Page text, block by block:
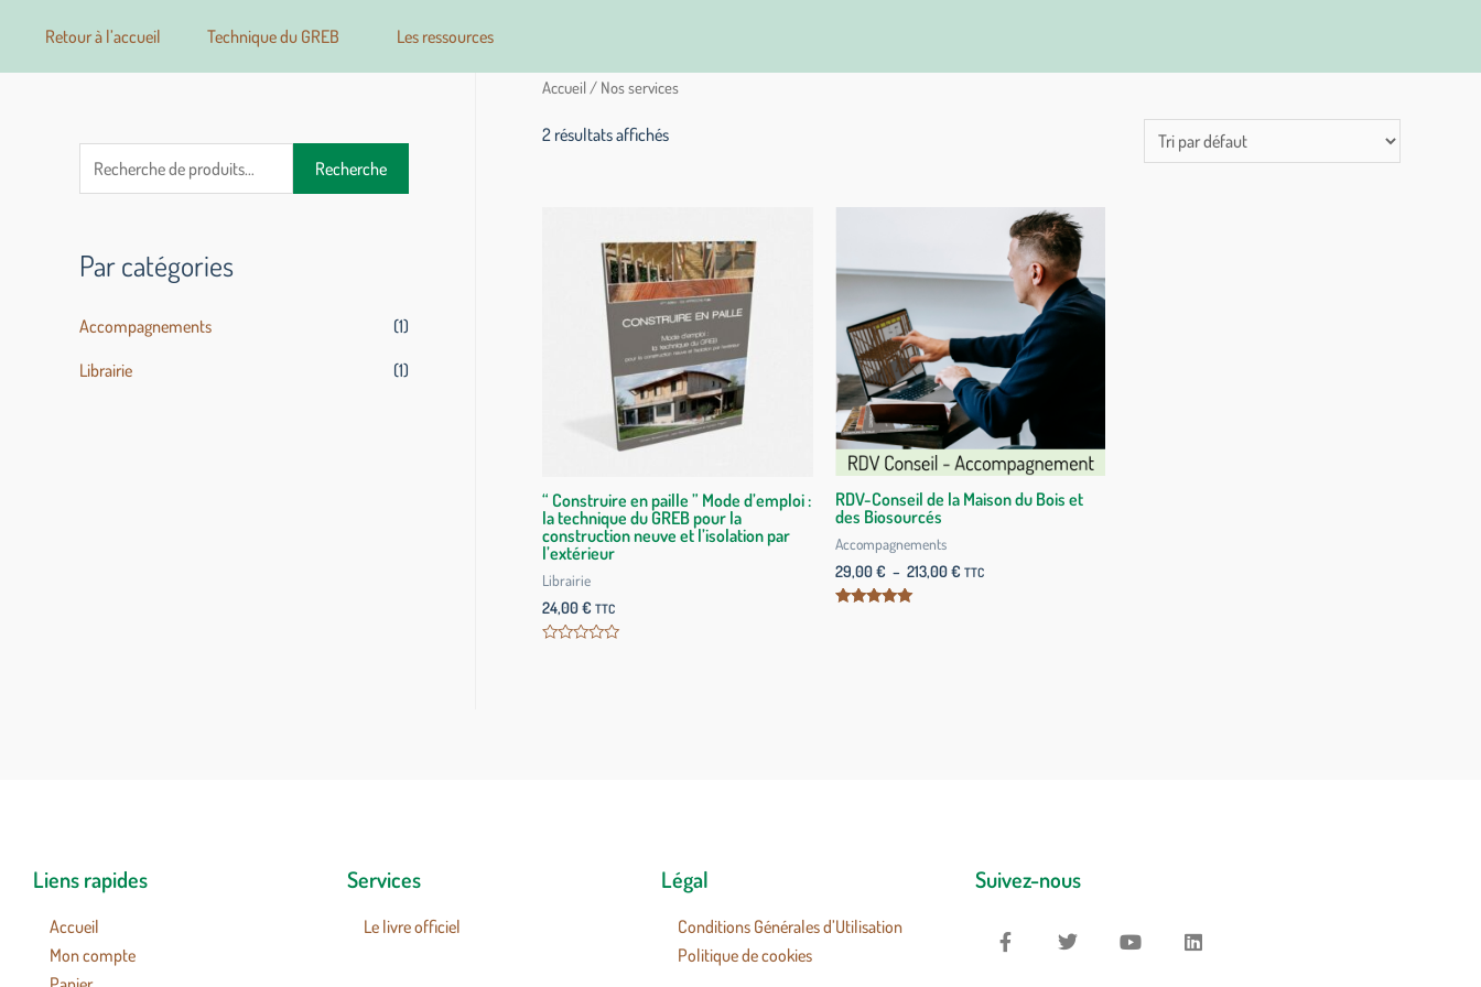
Retour à l’accueil Technique du GREB Les ressources
Recherche
Par catégories
Accompagnements
(1)
Librairie
(1)
Accueil / Nos services
2 résultats affichés
“ Construire en paille ” Mode d’emploi :
la technique du GREB pour la
construction neuve et l’isolation par
l’extérieur
Librairie
24,00€ TTC
RDV-Conseil de la Maison du Bois et
des Biosourcés
Accompagnements
29,00€ – 213,00€ TTC
Liens rapides
Accueil
Mon compte
Services
Le livre officiel
Légal
Conditions Générales d’Utilisation
Politique de cookies
Suivez-nous